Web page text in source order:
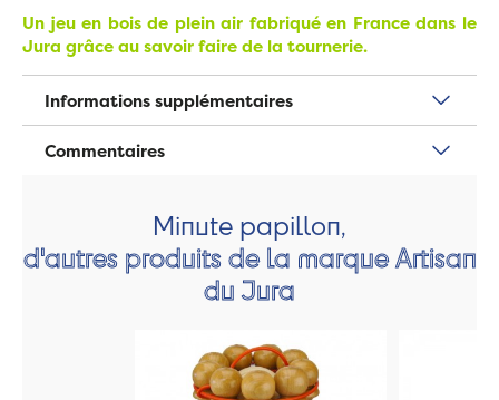
Un jeu en bois de plein air fabriqué en France dans le
Jura grâce au savoir faire de la tournerie.
Informations supplémentaires
Commentaires
Minute papillon,
d'autres produits de la marque Artisan
du Jura